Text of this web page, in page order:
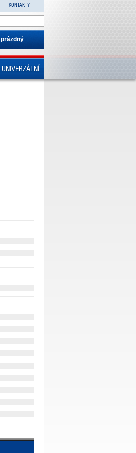
KONTAKTY
prázdný
UNIVERZÁLNÍ